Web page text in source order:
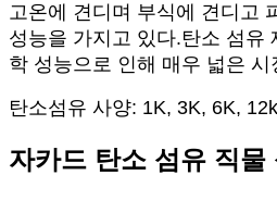
고온에 견디며 부식에 견디고
성능을 가지고 있다.탄소 섬유
학 성능으로 인해 매우 넓은
탄소섬유 사양: 1K, 3K, 6K,
자카드 탄소 섬유 직물